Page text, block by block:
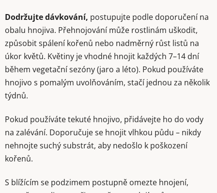
Dodržujte dávkování, postupujte podle doporučení na
obalu hnojiva. Přehnojování může rostlinám uškodit,
způsobit spálení kořenů nebo nadměrný růst listů na
úkor květů. Květiny je vhodné hnojit každých 7–14 dní
během vegetační sezóny (jaro a léto). Pokud používáte
hnojivo s pomalým uvolňováním, stačí jednou za několik
týdnů.
Pokud používáte tekuté hnojivo, přidávejte ho do vody
na zalévání. Doporučuje se hnojit vlhkou půdu – nikdy
nehnojte suchý substrát, aby nedošlo k poškození
kořenů.
S blížícím se podzimem postupně omezte hnojení,